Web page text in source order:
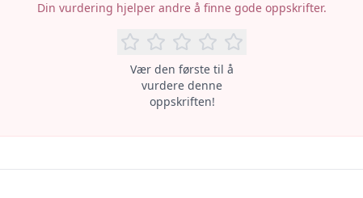
Din vurdering hjelper andre å finne gode oppskrifter.
Vær den første til å
vurdere denne
oppskriften!